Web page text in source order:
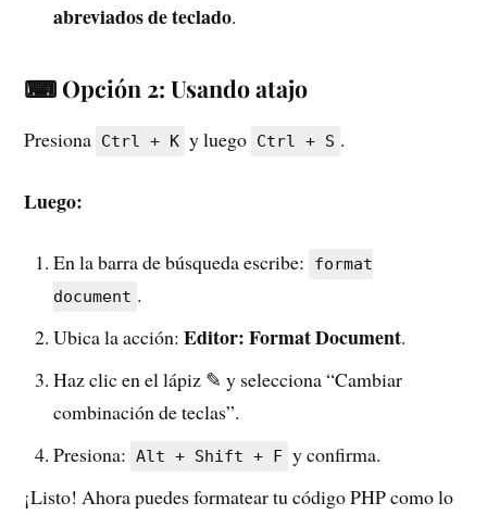
abreviados de teclado.
⌨ Opción 2: Usando atajo
Presiona Ctrl + K y luego Ctrl + S .
Luego:
En la barra de búsqueda escribe:
format
document .
Ubica la acción:Editor: Format Document.
Haz clic en el lápiz ✎ y selecciona “Cambiar
combinación de teclas”.
Presiona: Alt + Shift + F y confirma.
¡Listo! Ahora puedes formatear tu código PHP como lo